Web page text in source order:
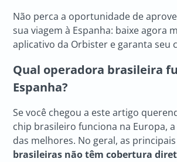
Não perca a oportunidade de
sua viagem à Espanha: baixe agora
aplicativo da Orbister e garanta seu
Qual operadora brasileira
Espanha?
Se você chegou a este artigo
chip brasileiro funciona na Europa,
das melhores. No geral, as
brasileiras não têm cobertura